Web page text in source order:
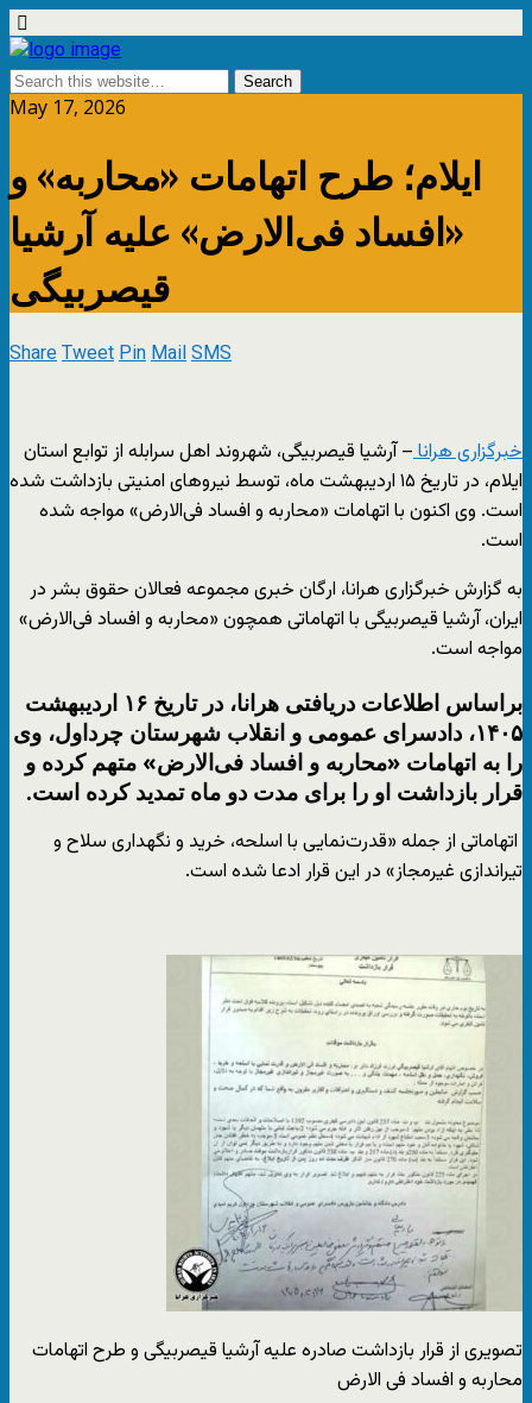
May 17, 2026
ایلام؛ طرح اتهامات «محاربه» و
«افساد فی‌الارض» علیه آرشیا
قیصربیگی
ShareTweetPinMailSMS
خبرگزاری هرانا– آرشیا قیصربیگی، شهروند اهل سرابله از توابع استان
ایلام، در تاریخ ۱۵ اردیبهشت ماه، توسط نیروهای امنیتی بازداشت شده
است. وی اکنون با اتهامات «محاربه و افساد فی‌الارض» مواجه شده
است.
به گزارش خبرگزاری هرانا، ارگان خبری مجموعه فعالان حقوق بشر در
ایران، آرشیا قیصربیگی با اتهاماتی همچون «محاربه و افساد فی‌الارض»
مواجه است.
براساس اطلاعات دریافتی هرانا، در تاریخ ۱۶ اردیبهشت
۱۴۰۵، دادسرای عمومی و انقلاب شهرستان چرداول، وی
را به اتهامات «محاربه و افساد فی‌الارض» متهم کرده و
قرار بازداشت او را برای مدت دو ماه تمدید کرده است.
اتهاماتی از جمله «قدرت‌نمایی با اسلحه، خرید و نگهداری سلاح و
تیراندازی غیرمجاز» در این قرار ادعا شده است.
تصویری از قرار بازداشت صادره علیه آرشیا قیصربیگی و طرح اتهامات
محاربه و افساد فی الارض